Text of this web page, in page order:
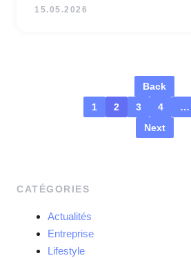
15.05.2026
Back
1
2 3 4 …
Next
CATÉGORIES
Actualités
Entreprise
Lifestyle